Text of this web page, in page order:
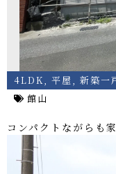
4LDK, 平屋 , 新築一
館山
コンパクトながらも